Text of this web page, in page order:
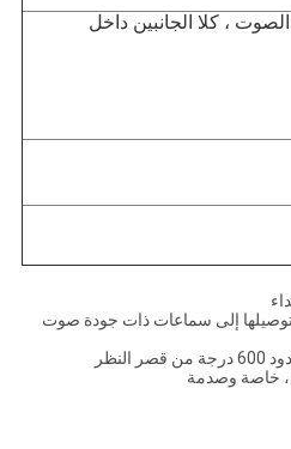
الصوت ، كلا الجانبين داخل
توصيلها إلى سماعات ذات جودة صوت
خاصة وصدمة